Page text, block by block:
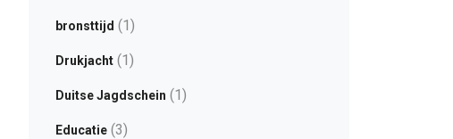
bronsttijd (1)
Drukjacht(1)
Duitse Jagdschein (1)
Educatie(3)